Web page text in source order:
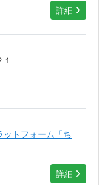
詳細
ットフォーム「ち
詳細